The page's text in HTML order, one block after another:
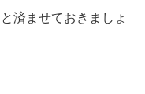
済ませておきましょ